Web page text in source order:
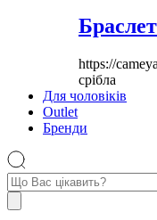
https://
срібла
Для чоловіків
Outlet
Бренди
Пошук
товарів